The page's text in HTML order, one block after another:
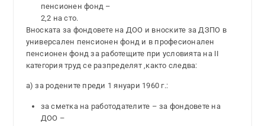
пенсионен фонд –
2,2 на сто.
Вноската за фондовете на ДОО и вноските за ДЗПО в
универсален пенсионен фонд и в професионален
пенсионен фонд за работещите при условията на ІІ
категория труд се разпределят ,както следва:
а) за родените преди 1 януари 1960 г.:
за сметка на работодателите – за фондовете на
ДОО –